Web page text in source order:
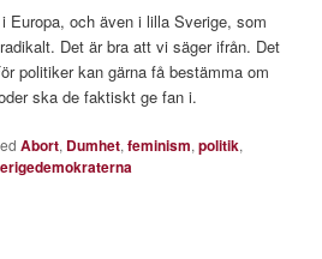
Europa, och även i lilla Sverige, som
Det är bra att vi säger ifrån. Det
politiker kan gärna få bestämma om
ska de faktiskt ge fan i.
Abort, Dumhet,feminism,politik,